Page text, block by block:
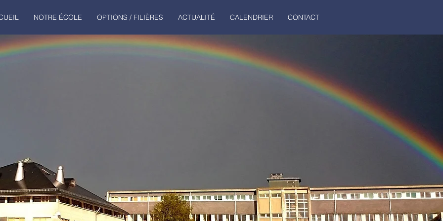
NOTRE ÉCOLE OPTIONS / FILIÈRES ACTUALITÉ CALENDRIER CONTACT